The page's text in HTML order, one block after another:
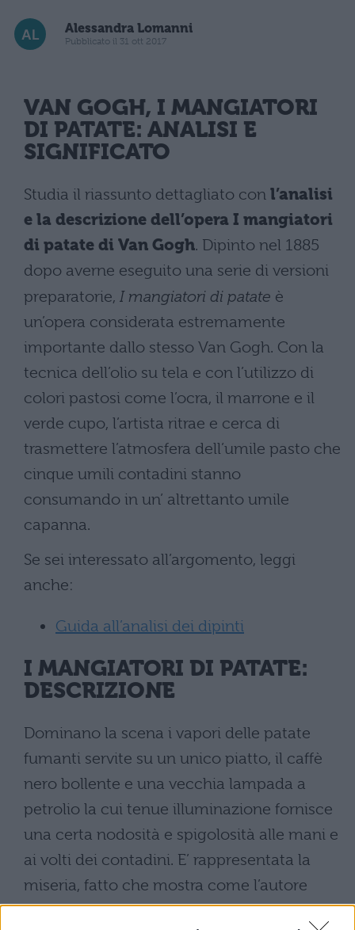
Alessandra Lomanni
Pubblicato il 31 ott 2017
VAN GOGH, I MANGIATORI
DI PATATE: ANALISI E
SIGNIFICATO
Studia il riassunto dettagliato con l’analisi
e la descrizione dell’opera I mangiatori
di patate di Van Gogh. Dipinto nel 1885
dopo averne eseguito una serie di versioni
preparatorie, I mangiatori di patate è
un’opera considerata estremamente
importante dallo stesso Van Gogh. Con la
tecnica dell’olio su tela e con l’utilizzo di
colori pastosi come l’ocra, il marrone e il
verde cupo, l’artista ritrae e cerca di
trasmettere l’atmosfera dell’umile pasto che
cinque umili contadini stanno
consumando in un’ altrettanto umile
capanna.
Se sei interessato all’argomento, leggi
anche:
Guida all’analisi dei dipinti
I MANGIATORI DI PATATE:
DESCRIZIONE
Dominano la scena i vapori delle patate
fumanti servite su un unico piatto, il caffè
nero bollente e una vecchia lampada a
petrolio la cui tenue illuminazione fornisce
una certa nodosità e spigolosità alle mani e
ai volti dei contadini. E’ rappresentata la
miseria, fatto che mostra come l’autore
fosse anche disposto a trattare temi e